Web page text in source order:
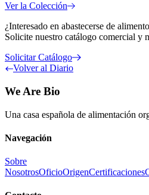
Ver la Colección
¿Interesado en abastecerse de
Solicite nuestro catálogo comercial y
Solicitar Catálogo
Volver al Diario
We Are Bio
Una casa española de alimentación
Navegación
Sobre
NosotrosOficioOrigenCertificaciones